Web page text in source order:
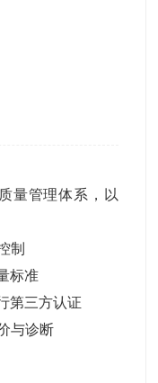
量管理体系，以
制
标准
第三方认证
与诊断